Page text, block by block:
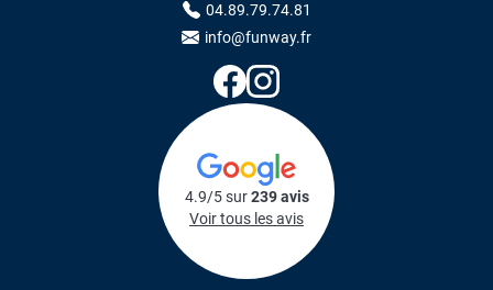
04.89.79.74.81
info@funway.fr
4.9/5 sur239 avis
Voir tous les avis